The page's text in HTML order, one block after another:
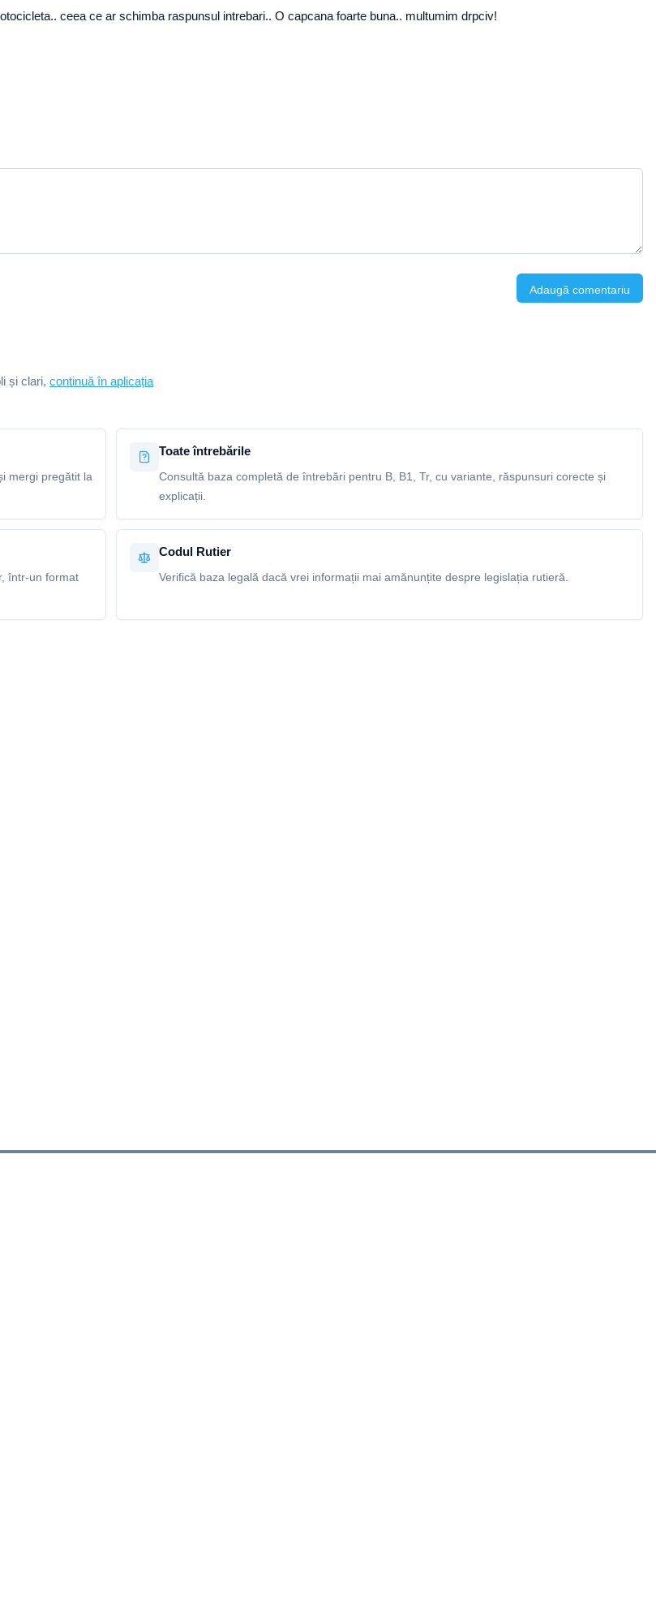
ceea ce ar schimba raspunsul intrebari.. O capcana foarte buna.. multumim drpciv!
Adaugă comentariu
și clari, continuă în aplicația
mergi pregătit la
Toate întrebările
Consultă baza completă de întrebări pentru B, B1, Tr, cu variante, răspunsuri corecte și
explicații.
într-un format
Codul Rutier
Verifică baza legală dacă vrei informații mai amănunțite despre legislația rutieră.